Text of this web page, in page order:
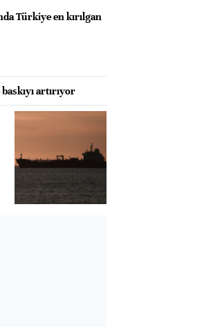
Türkiye en kırılgan
artırıyor